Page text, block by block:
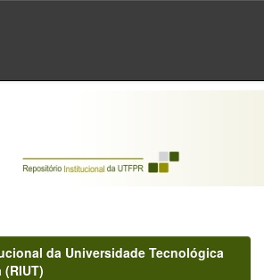
da Universidade Tecnológica
(RIUT)